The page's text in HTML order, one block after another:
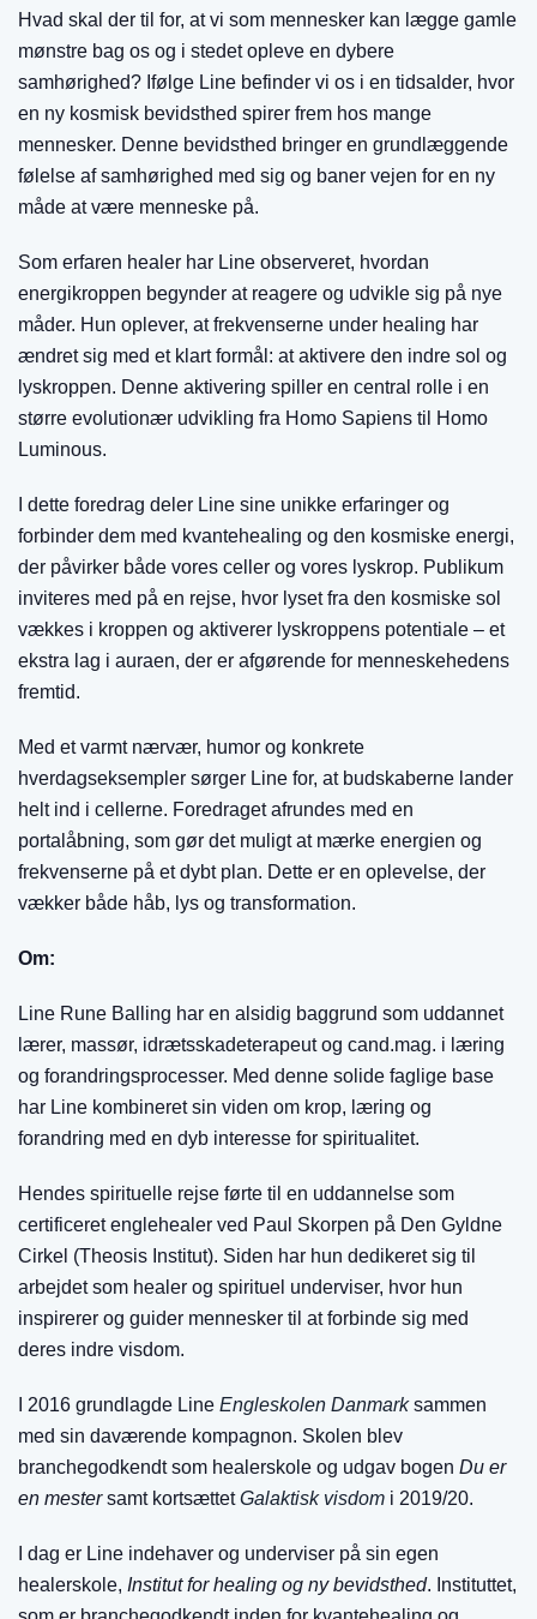
Hvad skal der til for, at vi som mennesker kan lægge gamle
mønstre bag os og i stedet opleve en dybere
samhørighed? Ifølge Line befinder vi os i en tidsalder, hvor
en ny kosmisk bevidsthed spirer frem hos mange
mennesker. Denne bevidsthed bringer en grundlæggende
følelse af samhørighed med sig og baner vejen for en ny
måde at være menneske på.
Som erfaren healer har Line observeret, hvordan
energikroppen begynder at reagere og udvikle sig på nye
måder. Hun oplever, at frekvenserne under healing har
ændret sig med et klart formål: at aktivere den indre sol og
lyskroppen. Denne aktivering spiller en central rolle i en
større evolutionær udvikling fra Homo Sapiens til Homo
Luminous.
I dette foredrag deler Line sine unikke erfaringer og
forbinder dem med kvantehealing og den kosmiske energi,
der påvirker både vores celler og vores lyskrop. Publikum
inviteres med på en rejse, hvor lyset fra den kosmiske sol
vækkes i kroppen og aktiverer lyskroppens potentiale – et
ekstra lag i auraen, der er afgørende for menneskehedens
fremtid.
Med et varmt nærvær, humor og konkrete
hverdagseksempler sørger Line for, at budskaberne lander
helt ind i cellerne. Foredraget afrundes med en
portalåbning, som gør det muligt at mærke energien og
frekvenserne på et dybt plan. Dette er en oplevelse, der
vækker både håb, lys og transformation.
Om:
Line Rune Balling har en alsidig baggrund som uddannet
lærer, massør, idrætsskadeterapeut og cand.mag. i læring
og forandringsprocesser. Med denne solide faglige base
har Line kombineret sin viden om krop, læring og
forandring med en dyb interesse for spiritualitet.
Hendes spirituelle rejse førte til en uddannelse som
certificeret englehealer ved Paul Skorpen på Den Gyldne
Cirkel (Theosis Institut). Siden har hun dedikeret sig til
arbejdet som healer og spirituel underviser, hvor hun
inspirerer og guider mennesker til at forbinde sig med
deres indre visdom.
I 2016 grundlagde Line Engleskolen Danmarksammen
med sin daværende kompagnon. Skolen blev
branchegodkendt som healerskole og udgav bogen Du er
en mestersamt kortsættetGalaktisk visdom i 2019/20.
I dag er Line indehaver og underviser på sin egen
healerskole, Institut for healing og ny bevidsthed. Instituttet,